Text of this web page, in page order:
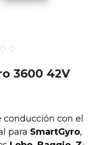
3600 42V
con el
para SmartGyro,